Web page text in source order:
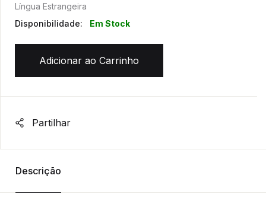
Língua Estrangeira
Disponibilidade:
Em Stock
Adicionar ao Carrinho
Partilhar
Descrição